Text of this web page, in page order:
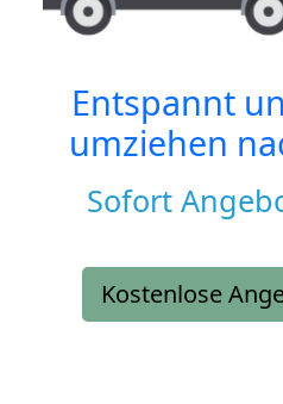
Entspannt
umziehen
Sofort
Kostenlose